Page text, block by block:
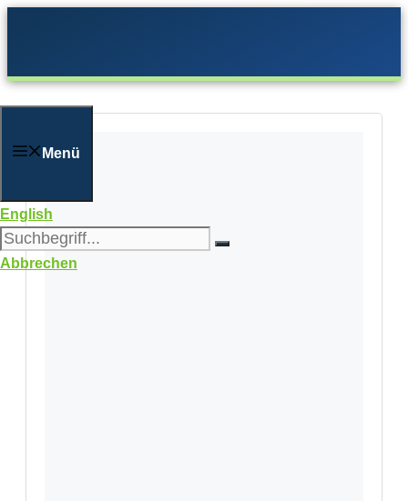
Menü
English
Abbrechen